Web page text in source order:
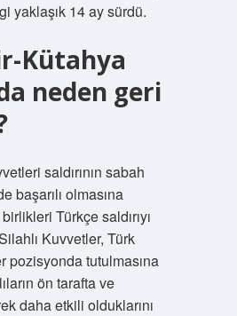
yaklaşık 14 ay sürdü.
Kütahya
neden geri
saldırının sabah
başarılı olmasına
Türkçe saldırıyı
Kuvvetler, Türk
pozisyonda tutulmasına
ön tarafta ve
daha etkili olduklarını